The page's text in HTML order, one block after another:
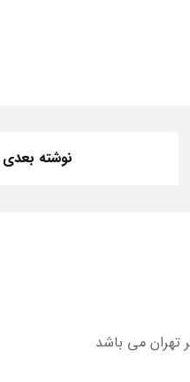
نوشته بعدی
تهران می باشد